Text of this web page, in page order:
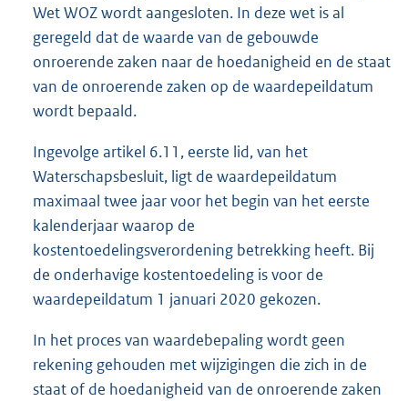
Wet WOZ wordt aangesloten. In deze wet is al
geregeld dat de waarde van de gebouwde
onroerende zaken naar de hoedanigheid en de staat
van de onroerende zaken op de waardepeildatum
wordt bepaald.
Ingevolge artikel 6.11, eerste lid, van het
Waterschapsbesluit, ligt de waardepeildatum
maximaal twee jaar voor het begin van het eerste
kalenderjaar waarop de
kostentoedelingsverordening betrekking heeft. Bij
de onderhavige kostentoedeling is voor de
waardepeildatum 1 januari 2020 gekozen.
In het proces van waardebepaling wordt geen
rekening gehouden met wijzigingen die zich in de
staat of de hoedanigheid van de onroerende zaken